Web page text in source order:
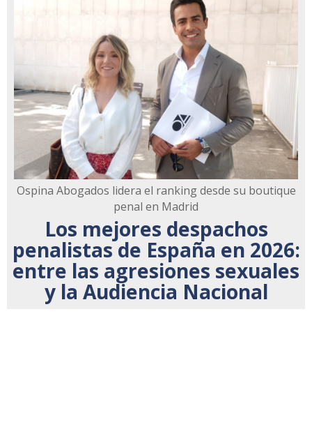
Ospina Abogados lidera el ranking desde su boutique
penal en Madrid
Los mejores despachos
penalistas de España en 2026:
entre las agresiones sexuales
y la Audiencia Nacional